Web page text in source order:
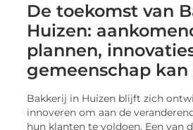
De toekomst van
Huizen:
plannen,
gemeenschap
Bakkerij in Huizen blijft zich
innoveren om aan de
hun klanten te voldoen. Een van